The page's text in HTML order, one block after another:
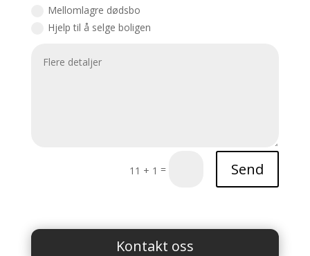
Mellomlagre dødsbo
Hjelp til å selge boligen
11 + 1 = Send
Kontakt oss